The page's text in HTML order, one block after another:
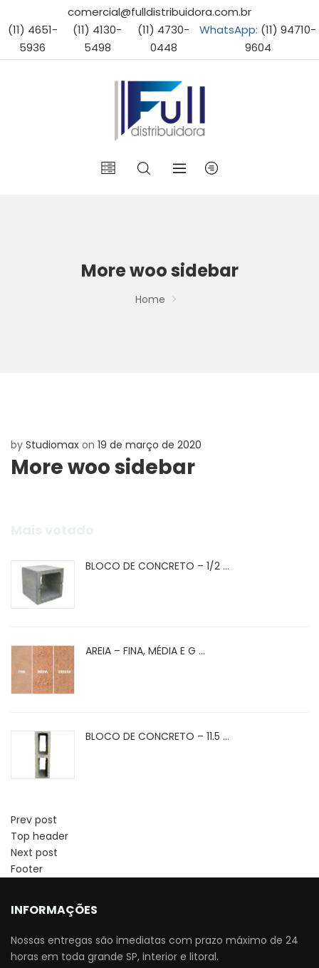
comercial@fulldistribuidora.com.br
(11) 4651-
5936
(11) 4130-
5498
(11) 4730-
0448
WhatsApp: (11) 94710-
9604
More woo sidebar
Home
by Studiomax on 19 de março de 2020
More woo sidebar
BLOCO DE CONCRETO – 1/2 ...
AREIA – FINA, MÉDIA E G ...
BLOCO DE CONCRETO – 11.5 ...
Prev post
Top header
Next post
Footer
INFORMAÇÕES
Nossas entregas são imediatas com prazo máximo de 24
horas em toda grande SP, interior e litoral.